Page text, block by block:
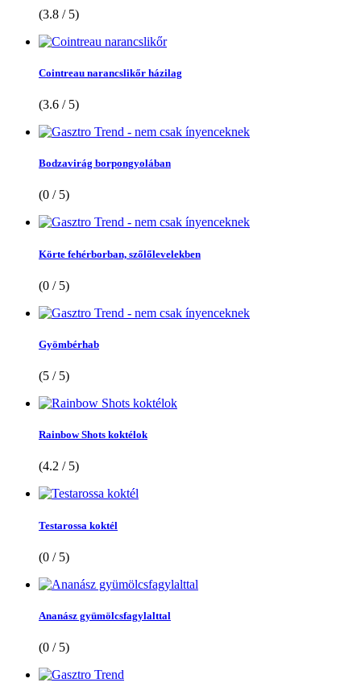
(3.8 / 5)
Cointreau narancslikőr házilag
(3.6 / 5)
Bodzavirág borpongyolában
(0 / 5)
Körte fehérborban, szőlőlevelekben
(0 / 5)
Gyömbérhab
(5 / 5)
Rainbow Shots koktélok
(4.2 / 5)
Testarossa koktél
(0 / 5)
Ananász gyümölcsfagylalttal
(0 / 5)